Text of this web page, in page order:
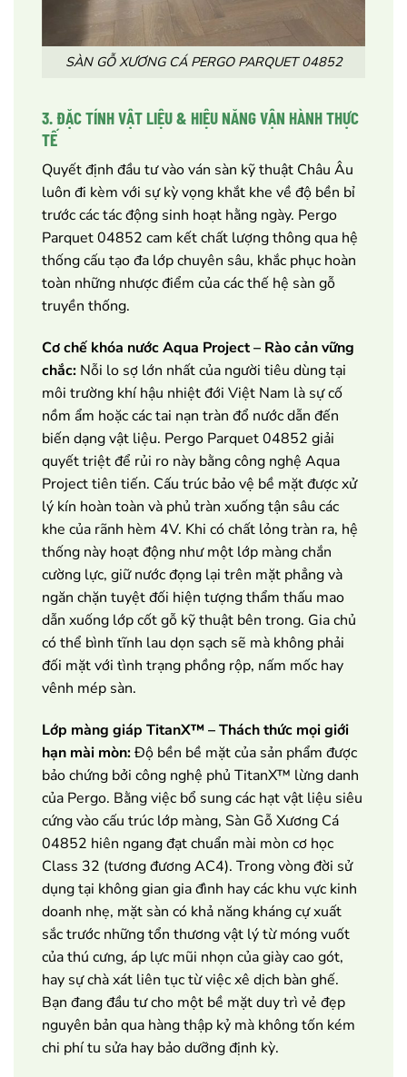
SÀN GỖ XƯƠNG CÁ PERGO PARQUET 04852
3. ĐẶC TÍNH VẬT LIỆU & HIỆU NĂNG VẬN HÀNH THỰC
TẾ
Quyết định đầu tư vào ván sàn kỹ thuật Châu Âu
luôn đi kèm với sự kỳ vọng khắt khe về độ bền bỉ
trước các tác động sinh hoạt hằng ngày. Pergo
Parquet 04852 cam kết chất lượng thông qua hệ
thống cấu tạo đa lớp chuyên sâu, khắc phục hoàn
toàn những nhược điểm của các thế hệ sàn gỗ
truyền thống.
Cơ chế khóa nước Aqua Project – Rào cản vững
chắc: Nỗi lo sợ lớn nhất của người tiêu dùng tại
môi trường khí hậu nhiệt đới Việt Nam là sự cố
nồm ẩm hoặc các tai nạn tràn đổ nước dẫn đến
biến dạng vật liệu. Pergo Parquet 04852 giải
quyết triệt để rủi ro này bằng công nghệ Aqua
Project tiên tiến. Cấu trúc bảo vệ bề mặt được xử
lý kín hoàn toàn và phủ tràn xuống tận sâu các
khe của rãnh hèm 4V. Khi có chất lỏng tràn ra, hệ
thống này hoạt động như một lớp màng chắn
cường lực, giữ nước đọng lại trên mặt phẳng và
ngăn chặn tuyệt đối hiện tượng thẩm thấu mao
dẫn xuống lớp cốt gỗ kỹ thuật bên trong. Gia chủ
có thể bình tĩnh lau dọn sạch sẽ mà không phải
đối mặt với tình trạng phồng rộp, nấm mốc hay
vênh mép sàn.
Lớp màng giáp TitanX™ – Thách thức mọi giới
hạn mài mòn:Độ bền bề mặt của sản phẩm được
bảo chứng bởi công nghệ phủ TitanX™ lừng danh
của Pergo. Bằng việc bổ sung các hạt vật liệu siêu
cứng vào cấu trúc lớp màng, Sàn Gỗ Xương Cá
04852 hiên ngang đạt chuẩn mài mòn cơ học
Class 32 (tương đương AC4). Trong vòng đời sử
dụng tại không gian gia đình hay các khu vực kinh
doanh nhẹ, mặt sàn có khả năng kháng cự xuất
sắc trước những tổn thương vật lý từ móng vuốt
của thú cưng, áp lực mũi nhọn của giày cao gót,
hay sự chà xát liên tục từ việc xê dịch bàn ghế.
Bạn đang đầu tư cho một bề mặt duy trì vẻ đẹp
nguyên bản qua hàng thập kỷ mà không tốn kém
chi phí tu sửa hay bảo dưỡng định kỳ.